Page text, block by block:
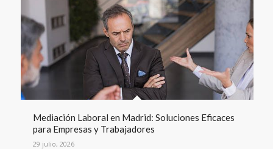
Mediación Laboral en Madrid: Soluciones Eficaces
para Empresas y Trabajadores
29 julio, 2026